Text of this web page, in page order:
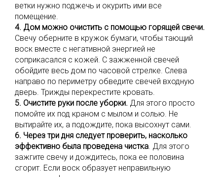
ветки нужно поджечь и окурить ими все
помещение.
4. Дом можно очистить с помощью горящей свечи.
Свечу оберните в кружок бумаги, чтобы тающий
воск вместе с негативной энергией не
соприкасался с кожей. С зажженной свечей
обойдите весь дом по часовой стрелке. Слева
направо по периметру обведите свечей входную
дверь. Трижды перекрестите кровать.
5. Очистите руки после уборки. Для этого просто
помойте их под краном с мылом и солью. Не
вытирайте их, а подождите, пока высохнут сами.
6. Через три дня следует проверить, насколько
эффективно была проведена чистка. Для этого
зажгите свечу и дождитесь, пока ее половина
сгорит. Если воск образует неправильную